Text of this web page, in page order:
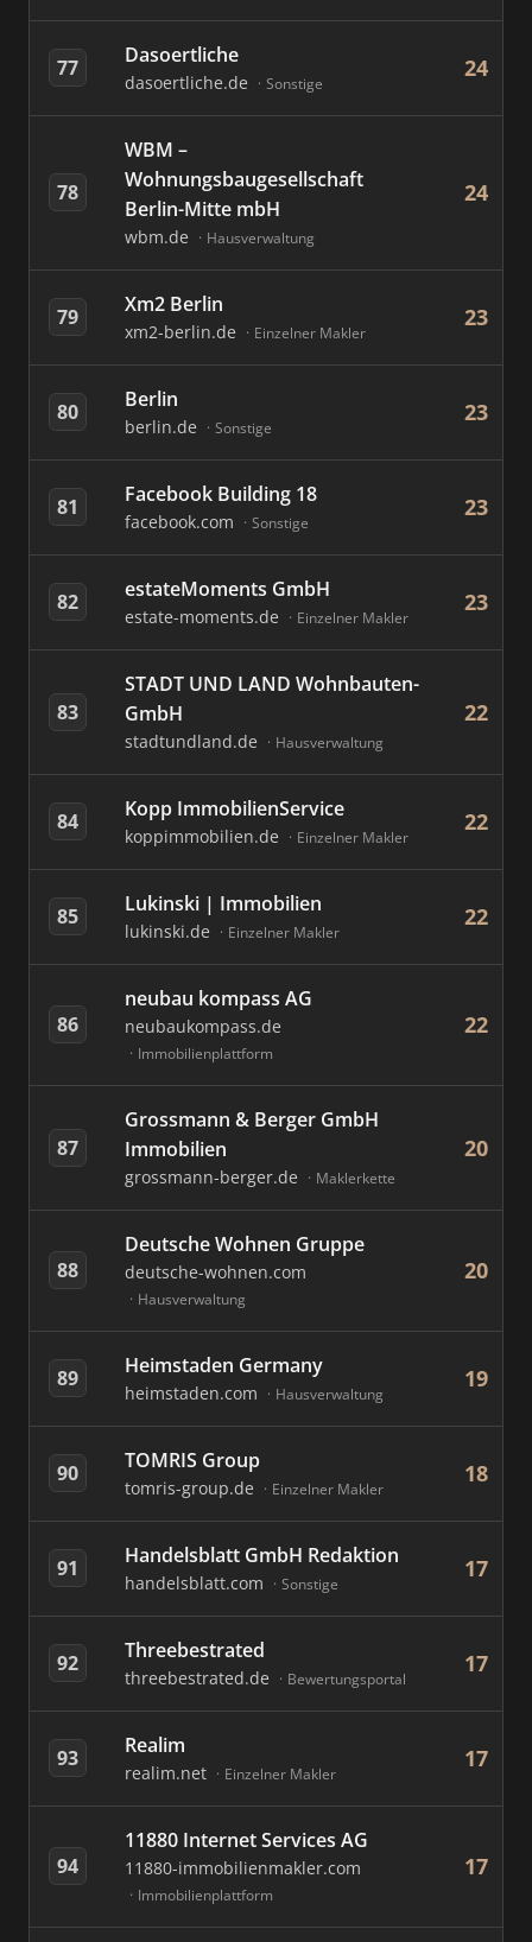
77 Dasoertliche
dasoertliche.de Sonstige
24
78
WBM –
Wohnungsbaugesellschaft
Berlin-Mitte mbH
wbm.de Hausverwaltung
24
79 Xm2 Berlin
xm2-berlin.de Einzelner Makler
23
80 Berlin
berlin.de Sonstige
23
81 Facebook Building 18
facebook.com Sonstige
23
82 estateMoments GmbH
estate-moments.de Einzelner Makler
23
83
STADT UND LAND Wohnbauten-
GmbH
stadtundland.de Hausverwaltung
22
84 Kopp ImmobilienService
koppimmobilien.de Einzelner Makler
22
85 Lukinski | Immobilien
lukinski.de Einzelner Makler
22
86
neubau kompass AG
neubaukompass.de
Immobilienplattform
22
87
Grossmann & Berger GmbH
Immobilien
grossmann-berger.de Maklerkette
20
88
Deutsche Wohnen Gruppe
deutsche-wohnen.com
Hausverwaltung
20
89 Heimstaden Germany
heimstaden.com Hausverwaltung
19
90 TOMRIS Group
tomris-group.de Einzelner Makler
18
91 Handelsblatt GmbH Redaktion
handelsblatt.com Sonstige
17
92 Threebestrated
threebestrated.de Bewertungsportal
17
93 Realim
realim.net Einzelner Makler
17
94
11880 Internet Services AG
11880-immobilienmakler.com
Immobilienplattform
17